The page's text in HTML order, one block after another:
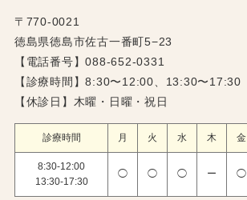
〒770-0021
徳島県徳島市佐古一番町5−23
【電話番号】088-652-0331
【診療時間】8:30〜12:00、13:30〜17:30
【休診日】木曜・日曜・祝日
診療時間 月 火 水 木 金
8:30-12:00
13:30-17:30
◯ ◯ ◯ ー ◯